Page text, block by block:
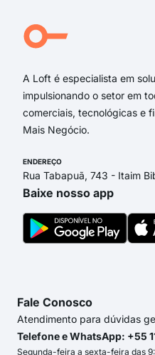
Rua José Estevão da Silva
Rua Francisco Manoel de Andrade
A Loft é especialista em
impulsionando o setor em
comerciais, tecnológicas e
Mais Negócio.
ENDEREÇO
Rua Tabapuã, 743 - Itaim
Baixe nosso app
Fale Conosco
Atendimento para dúvidas
Telefone e WhatsApp: +55
Segunda-feira a sexta-feira das